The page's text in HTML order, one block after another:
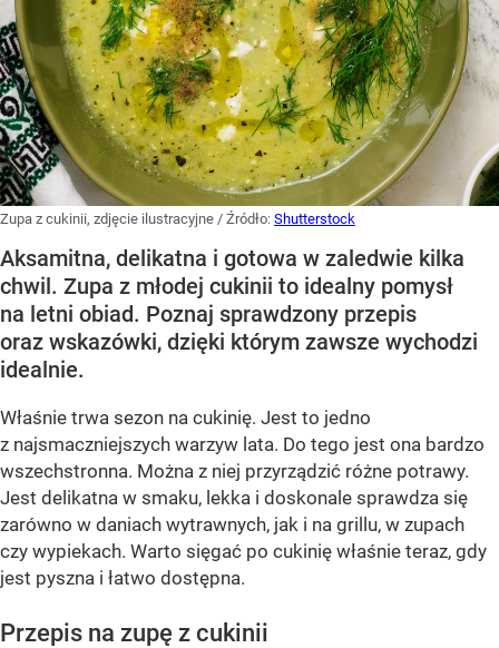
Zupa z cukinii, zdjęcie ilustracyjne / Źródło: Shutterstock
Aksamitna, delikatna i gotowa w zaledwie kilka
chwil. Zupa z młodej cukinii to idealny pomysł
na letni obiad. Poznaj sprawdzony przepis
oraz wskazówki, dzięki którym zawsze wychodzi
idealnie.
Właśnie trwa sezon na cukinię. Jest to jedno
z najsmaczniejszych warzyw lata. Do tego jest ona bardzo
wszechstronna. Można z niej przyrządzić różne potrawy.
Jest delikatna w smaku, lekka i doskonale sprawdza się
zarówno w daniach wytrawnych, jak i na grillu, w zupach
czy wypiekach. Warto sięgać po cukinię właśnie teraz, gdy
jest pyszna i łatwo dostępna.
Przepis na zupę z cukinii